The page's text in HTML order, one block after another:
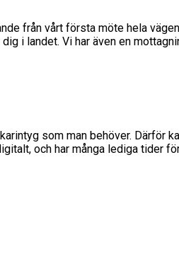
från vårt första möte hela
i landet. Vi har även en
som man behöver. Därför
och har många lediga tider